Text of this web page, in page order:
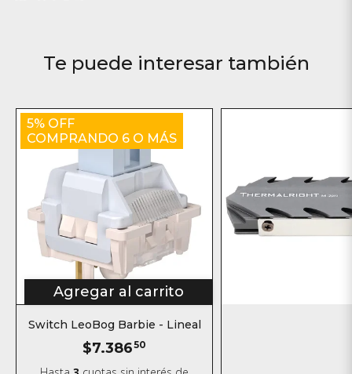
Te puede interesar también
5% OFF
COMPRANDO 6 O MÁS
Agregar al carrito
Switch LeoBog Barbie - Lineal
$7.38650